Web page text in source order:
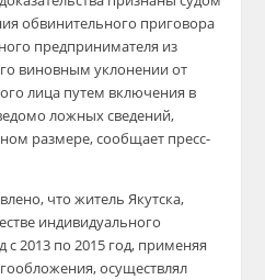
обвинительного приговора
предпринимателя из
виновным уклонении от
лица путем включения в
ложных сведений,
размере, сообщает пресс-
что житель Якутска,
индивидуального
2013 по 2015 год, применяя
осуществлял